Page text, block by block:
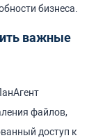
бизнеса.
важные
файлов,
доступ к